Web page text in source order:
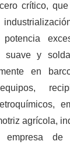
Debido
yarriba
productos,
cepa
vasos
200 mm
crítico,
suave y
en
agrícola,
empresa de